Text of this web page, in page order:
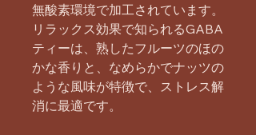
無酸素環境で加工されています。
リラックス効果で知られるGABA
ティーは、熟したフルーツのほの
かな香りと、なめらかでナッツの
ような風味が特徴で、ストレス解
消に最適です。